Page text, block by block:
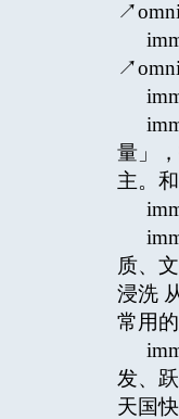
量」
主。
质、
浸洗
常用
发、
天国